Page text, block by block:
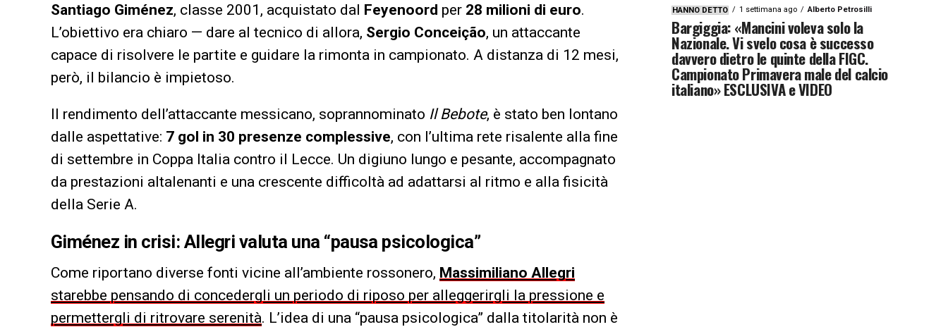
Santiago Giménez, classe 2001, acquistato dal Feyenoord per 28 milioni di euro.
L’obiettivo era chiaro — dare al tecnico di allora, Sergio Conceição, un attaccante
capace di risolvere le partite e guidare la rimonta in campionato. A distanza di 12 mesi,
però, il bilancio è impietoso.
Il rendimento dell’attaccante messicano, soprannominato Il Bebote, è stato ben lontano
dalle aspettative: 7 gol in 30 presenze complessive, con l’ultima rete risalente alla fine
di settembre in Coppa Italia contro il Lecce. Un digiuno lungo e pesante, accompagnato
da prestazioni altalenanti e una crescente difficoltà ad adattarsi al ritmo e alla fisicità
della Serie A.
Giménez in crisi: Allegri valuta una “pausa psicologica”
Come riportano diverse fonti vicine all’ambiente rossonero, Massimiliano Allegri
starebbe pensando di concedergli un periodo di riposo per alleggerirgli la pressione e
permettergli di ritrovare serenità. L’idea di una “pausa psicologica” dalla titolarità non è
HANNO DETTO 1 settimana ago Alberto Petrosilli
Bargiggia: «Mancini voleva solo la
Nazionale. Vi svelo cosa è successo
davvero dietro le quinte della FIGC.
Campionato Primavera male del calcio
italiano» ESCLUSIVA e VIDEO